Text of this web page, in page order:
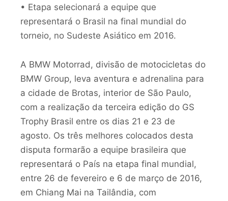
• Etapa selecionará a equipe que
representará o Brasil na final mundial do
torneio, no Sudeste Asiático em 2016.
A BMW Motorrad, divisão de motocicletas do
BMW Group, leva aventura e adrenalina para
a cidade de Brotas, interior de São Paulo,
com a realização da terceira edição do GS
Trophy Brasil entre os dias 21 e 23 de
agosto. Os três melhores colocados desta
disputa formarão a equipe brasileira que
representará o País na etapa final mundial,
entre 26 de fevereiro e 6 de março de 2016,
em Chiang Mai na Tailândia, com